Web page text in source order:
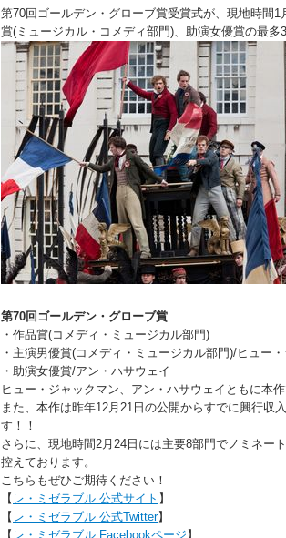
第70回ゴールデン・グローブ賞受賞式が、現地時間
賞(ミュージカル・コメディ部門)、助演女優賞の最多
第70回ゴールデン・グローブ賞
・作品賞(コメディ・ミュージカル部門)
・主演男優賞(コメディ・ミュージカル部門)/ヒュー
・助演女優賞/アン・ハサウェイ
ヒュー・ジャックマン、アン・ハサウェイともに本
また、本作は昨年12月21日の公開からすでに興行収
す！！
さらに、現地時間2月24日には主要8部門でノミネー
控えております。
こちらもぜひご期待ください！
【 レ・ミゼラブル 公式サイト 】
【 レ・ミゼラブル 公式Twitter】
【 レ・ミゼラブル Facebookページ 】